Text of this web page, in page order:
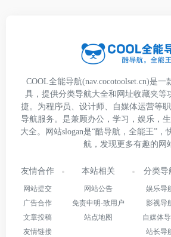
COOL全能导航(nav.cocotoolset.cn)是
具，提供分类导航大全和网址收藏夹等
捷。为程序员、设计师、自媒体运营等
导航服务。是兼顾办公，学习，娱乐，
大全。网站slogan是“酷导航，全能王”，
航，发现更多有趣的网
友情合作
网站提交
广告合作
文章投稿
友情链接
本站相关
网站公告
免责申明-致用户
站点地图
分类导
娱乐导
影视导
自媒体
站长导